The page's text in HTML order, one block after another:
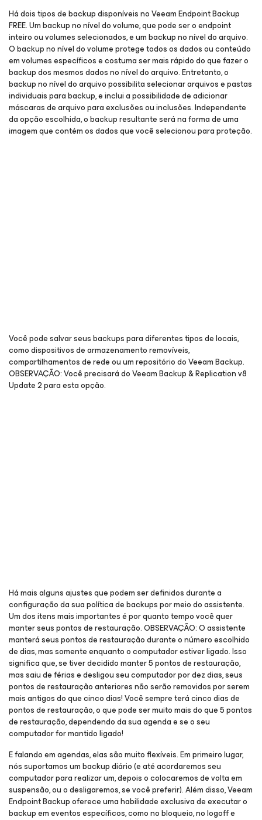
Há dois tipos de backup disponíveis no Veeam Endpoint Backup
FREE. Um backup no nível do volume, que pode ser o endpoint
inteiro ou volumes selecionados, e um backup no nível do arquivo.
O backup no nível do volume protege todos os dados ou conteúdo
em volumes específicos e costuma ser mais rápido do que fazer o
backup dos mesmos dados no nível do arquivo. Entretanto, o
backup no nível do arquivo possibilita selecionar arquivos e pastas
individuais para backup, e inclui a possibilidade de adicionar
máscaras de arquivo para exclusões ou inclusões. Independente
da opção escolhida, o backup resultante será na forma de uma
imagem que contém os dados que você selecionou para proteção.
Você pode salvar seus backups para diferentes tipos de locais,
como dispositivos de armazenamento removíveis,
compartilhamentos de rede ou um repositório do Veeam Backup.
OBSERVAÇÃO: Você precisará do Veeam Backup & Replication v8
Update 2 para esta opção.
Há mais alguns ajustes que podem ser definidos durante a
configuração da sua política de backups por meio do assistente.
Um dos itens mais importantes é por quanto tempo você quer
manter seus pontos de restauração. OBSERVAÇÃO: O assistente
manterá seus pontos de restauração durante o número escolhido
de dias, mas somente enquanto o computador estiver ligado. Isso
significa que, se tiver decidido manter 5 pontos de restauração,
mas saiu de férias e desligou seu computador por dez dias, seus
pontos de restauração anteriores não serão removidos por serem
mais antigos do que cinco dias! Você sempre terá cinco dias de
pontos de restauração, o que pode ser muito mais do que 5 pontos
de restauração, dependendo da sua agenda e se o seu
computador for mantido ligado!
E falando em agendas, elas são muito flexíveis. Em primeiro lugar,
nós suportamos um backup diário (e até acordaremos seu
computador para realizar um, depois o colocaremos de volta em
suspensão, ou o desligaremos, se você preferir). Além disso, Veeam
Endpoint Backup oferece uma habilidade exclusiva de executar o
backup em eventos específicos, como no bloqueio, no logoff e